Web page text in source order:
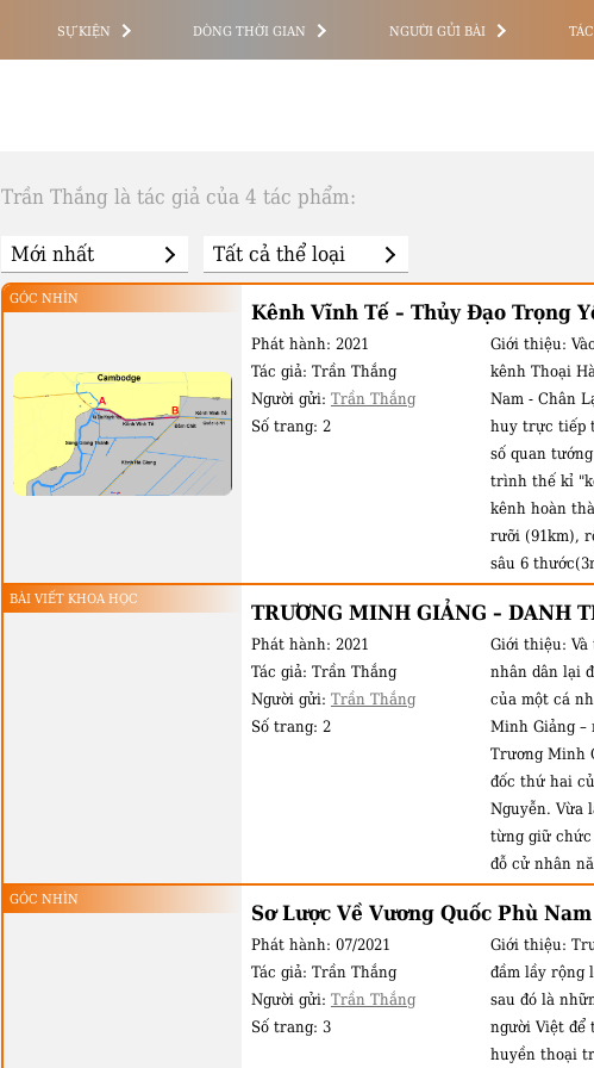
SỰ KIỆN DÒNG THỜI GIAN NGƯỜI GỬI BÀI
Trần Thắng là tác giả của 4 tác phẩm:
GÓC NHÌN
Kênh Vĩnh Tế – Thủy Đạo Trọng
Phát hành: 2021
Tác giả: Trần Thắng
Người gửi: Trần Thắng
Số trang: 2
Giới thiệu:
kênh Thoại
Nam - Chân
huy trực tiếp
số quan
trình thế kỉ
kênh hoàn
rưỡi (91km),
sâu 6
các quan phụ
hơn 80.000
tưới tiêu cho
Hậu Giang và
vô cùng
BÀI VIẾT KHOA HỌC
TRƯƠNG MINH GIẢNG – DANH
Phát hành: 2021
Tác giả: Trần Thắng
Người gửi: Trần Thắng
Số trang: 2
Giới thiệu:
nhân dân lại
của một cá
Minh Giảng –
Trương Minh
đốc thứ hai
Nguyễn. Vừa
từng giữ chức
đỗ cử nhân
sau đã thăng
Hộ. Sự thăng
về cuộc đời
GÓC NHÌN
Sơ Lược Về Vương Quốc Phù Nam
Phát hành: 07/2021
Tác giả: Trần Thắng
Người gửi: Trần Thắng
Số trang: 3
Giới thiệu:
đầm lầy rộng
sau đó là
người Việt để
huyền thoại